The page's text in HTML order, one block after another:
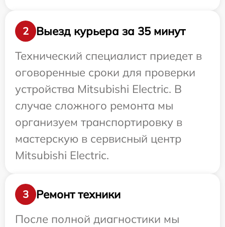
2
Выезд курьера за 35 минут
Технический специалист приедет в
оговоренные сроки для проверки
устройства Mitsubishi Electric. В
случае сложного ремонта мы
организуем транспортировку в
мастерскую в сервисный центр
Mitsubishi Electric.
3
Ремонт техники
После полной диагностики мы